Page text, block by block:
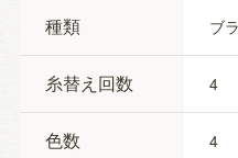
種類 ブ
糸替え回数 4
色数 4